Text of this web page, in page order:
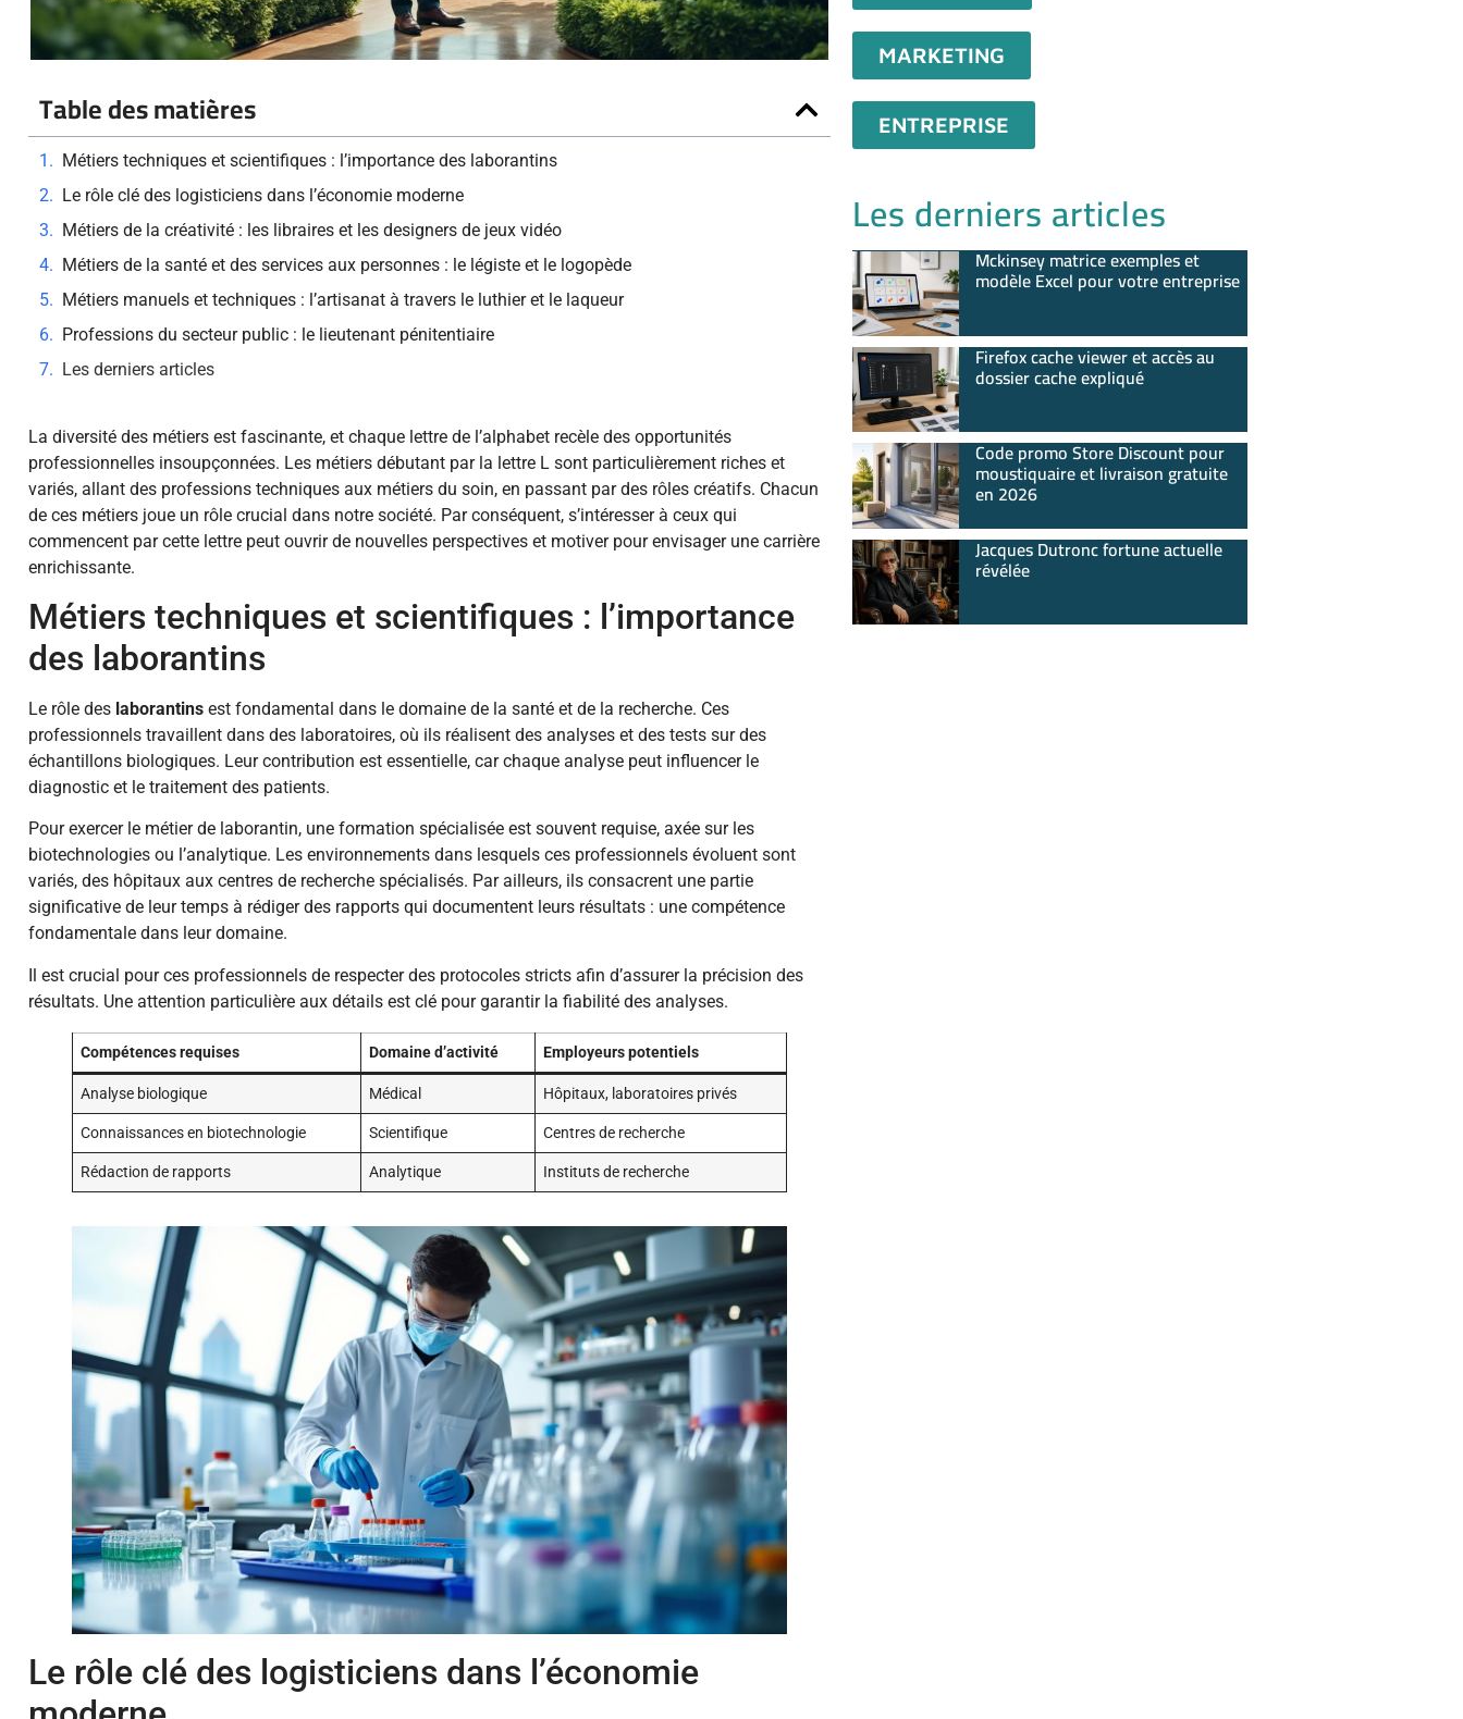
Table des matières
Métiers techniques et scientifiques : l’importance des laborantins
Le rôle clé des logisticiens dans l’économie moderne
Métiers de la créativité : les libraires et les designers de jeux vidéo
Métiers de la santé et des services aux personnes : le légiste et le logopède
Métiers manuels et techniques : l’artisanat à travers le luthier et le laqueur
Professions du secteur public : le lieutenant pénitentiaire
Les derniers articles
La diversité des métiers est fascinante, et chaque lettre de l’alphabet recèle des opportunités
professionnelles insoupçonnées. Les métiers débutant par la lettre L sont particulièrement riches et
variés, allant des professions techniques aux métiers du soin, en passant par des rôles créatifs. Chacun
de ces métiers joue un rôle crucial dans notre société. Par conséquent, s’intéresser à ceux qui
commencent par cette lettre peut ouvrir de nouvelles perspectives et motiver pour envisager une carrière
enrichissante.
Métiers techniques et scientifiques : l’importance
des laborantins
Le rôle des laborantins est fondamental dans le domaine de la santé et de la recherche. Ces
professionnels travaillent dans des laboratoires, où ils réalisent des analyses et des tests sur des
échantillons biologiques. Leur contribution est essentielle, car chaque analyse peut influencer le
diagnostic et le traitement des patients.
Pour exercer le métier de laborantin, une formation spécialisée est souvent requise, axée sur les
biotechnologies ou l’analytique. Les environnements dans lesquels ces professionnels évoluent sont
variés, des hôpitaux aux centres de recherche spécialisés. Par ailleurs, ils consacrent une partie
significative de leur temps à rédiger des rapports qui documentent leurs résultats : une compétence
fondamentale dans leur domaine.
Il est crucial pour ces professionnels de respecter des protocoles stricts afin d’assurer la précision des
résultats. Une attention particulière aux détails est clé pour garantir la fiabilité des analyses.
Compétences requises Domaine d’activité Employeurs potentiels
Analyse biologique Médical Hôpitaux, laboratoires privés
Connaissances en biotechnologie Scientifique Centres de recherche
Rédaction de rapports Analytique Instituts de recherche
Le rôle clé des logisticiens dans l’économie
MARKETING
ENTREPRISE
Les derniers articles
Mckinsey matrice exemples et
modèle Excel pour votre entreprise
Firefox cache viewer et accès au
dossier cache expliqué
Code promo Store Discount pour
moustiquaire et livraison gratuite
en 2026
Jacques Dutronc fortune actuelle
révélée